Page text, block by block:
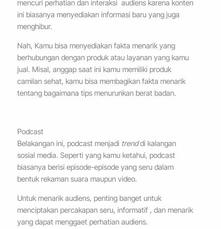
mencuri perhatian dan interaksi audiens karena konten
ini biasanya menyediakan informasi baru yang juga
menghibur.
Nah, Kamu bisa menyediakan fakta menarik yang
berhubungan dengan produk atau layanan yang kamu
jual. Misal, anggap saat ini kamu memiliki produk
camilan sehat, kamu bisa membagikan fakta menarik
tentang bagaimana tips menurunkan berat badan.
Podcast
Belakangan ini, podcast menjadi trenddi kalangan
sosial media. Seperti yang kamu ketahui, podcast
biasanya berisi episode-episode yang seru dalam
bentuk rekaman suara maupun video.
Untuk menarik audiens, penting banget untuk
menciptakan percakapan seru, informatif , dan menarik
yang dapat menggaet perhatian audiens.